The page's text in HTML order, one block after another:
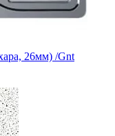
26мм) /Gnt